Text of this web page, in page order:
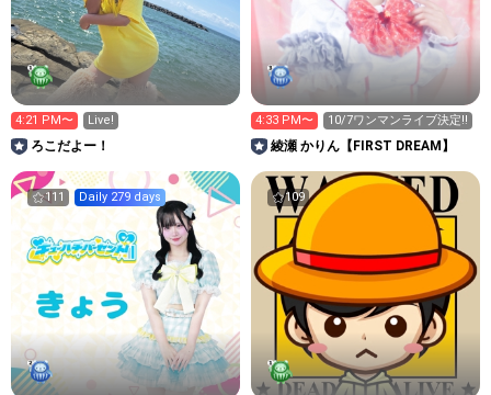
4:21 PM〜 Live!
ろこだよー！
4:33 PM〜 10/7ワンマンライブ決定‼️
綾瀬 かりん【FIRST DREAM】
111 Daily 279 days 109